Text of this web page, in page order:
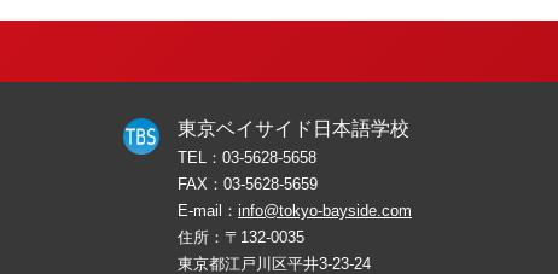
東京ベイサイド日本語学校
TEL： 03-5628-5658
FAX： 03-5628-5659
E-mail： info@tokyo-bayside.com
住所：〒132-0035
東京都江戸川区平井3-23-24